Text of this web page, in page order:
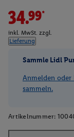
34.99*
inkl. MwSt. zzgl.
Lieferung
Sammle Lidl
Anmelden
sammeln.
Artikelnummer: